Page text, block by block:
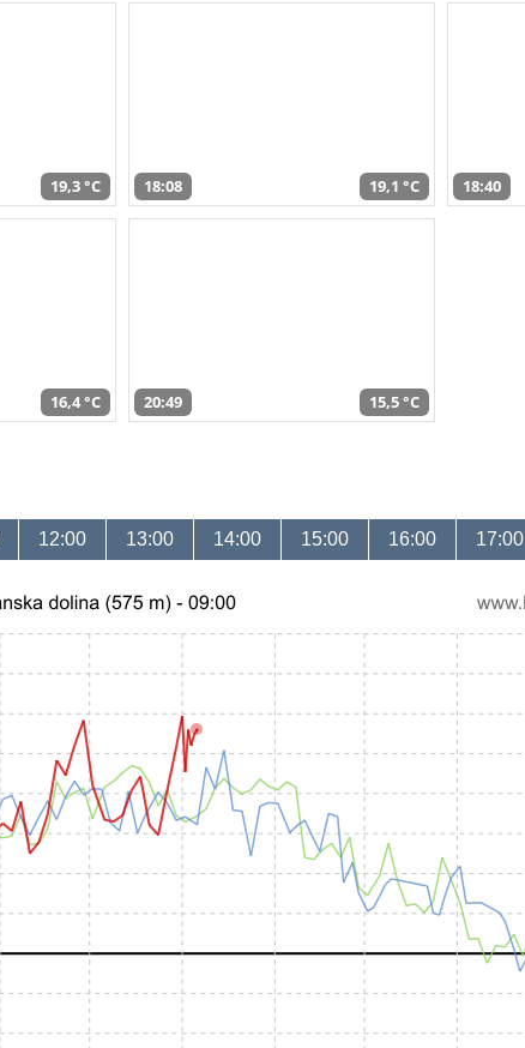
19,3 °C 18:08 19,1 °C 18:40
16,4 °C 20:49 15,5 °C
12:00 13:00 14:00 15:00 16:00 17:00